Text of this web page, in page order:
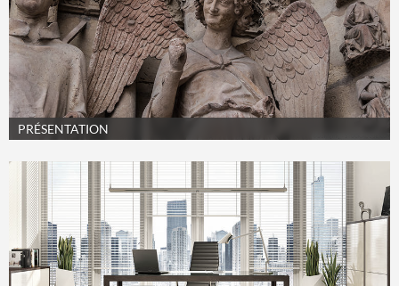
PRÉSENTATION